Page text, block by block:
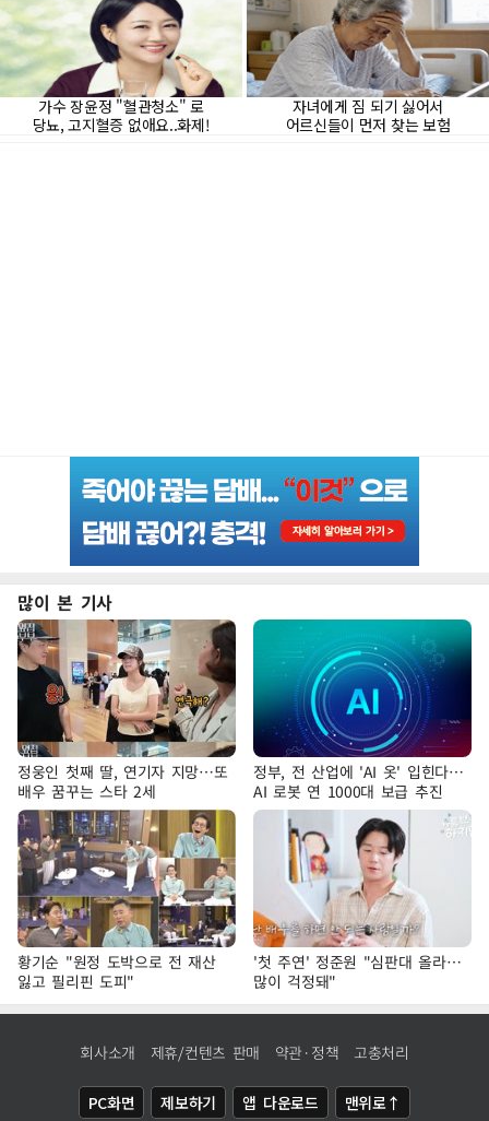
많이 본 기사
정웅인 첫째 딸, 연기자 지망…또
배우 꿈꾸는 스타 2세
정부, 전 산업에 'AI 옷' 입힌다…
AI 로봇 연 1000대 보급 추진
황기순 "원정 도박으로 전 재산
잃고 필리핀 도피"
'첫 주연' 정준원 "심판대 올라…
많이 걱정돼"
회사소개 제휴/컨텐츠 판매 약관·정책 고충처리
PC화면 제보하기 앱 다운로드 맨위로↑